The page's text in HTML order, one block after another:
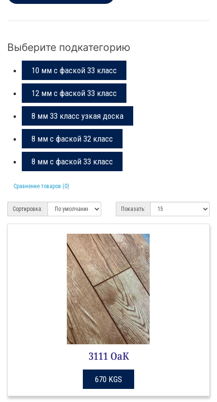
Выберите подкатегорию
10 мм с фаской 33 класс
12 мм с фаской 33 класс
8 мм 33 класс узкая доска
8 мм с фаской 32 класс
8 мм с фаской 33 класс
Сравнение товаров (0)
Сортировка: Показать:
3111 ОаК
670 KGS